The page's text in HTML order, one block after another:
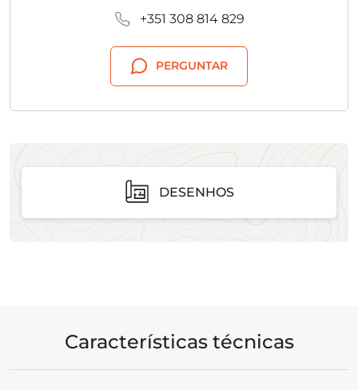
+351 308 814 829
PERGUNTAR
DESENHOS
Características técnicas